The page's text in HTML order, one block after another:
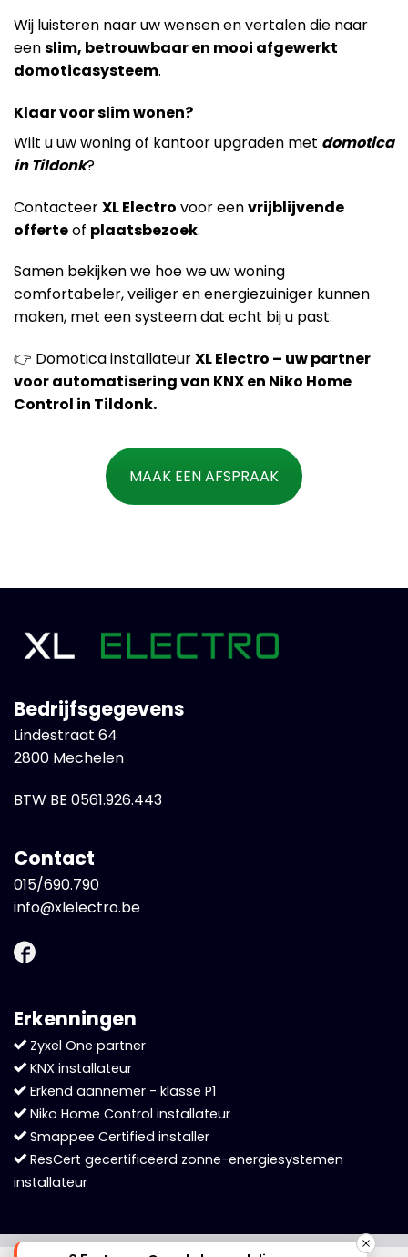
Wij luisteren naar uw wensen en vertalen die naar
eenslim, betrouwbaar en mooi afgewerkt
domoticasysteem.
Klaar voor slim wonen?
Wilt u uw woning of kantoor upgraden met domotica
in Tildonk?
ContacteerXL Electro voor eenvrijblijvende
offerteof plaatsbezoek.
Samen bekijken we hoe we uw woning
comfortabeler, veiliger en energiezuiniger kunnen
maken, met een systeem dat echt bij u past.
👉 Domotica installateurXL Electro – uw partner
voor automatisering van KNX en Niko Home
Control in Tildonk.
MAAK EEN AFSPRAAK
Bedrijfsgegevens
Lindestraat 64
2800 Mechelen
BTW BE 0561.926.443
Contact
015/690.790
info@xlelectro.be
Erkenningen
Zyxel One partner
KNX installateur
Erkend aannemer - klasse P1
Niko Home Control installateur
Smappee Certified installer
ResCert gecertificeerd zonne-energiesystemen
installateur
Cookies helpen ons bij het leveren van onze